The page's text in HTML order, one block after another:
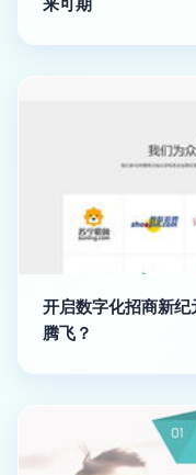
开启数字化招商新
腾飞？